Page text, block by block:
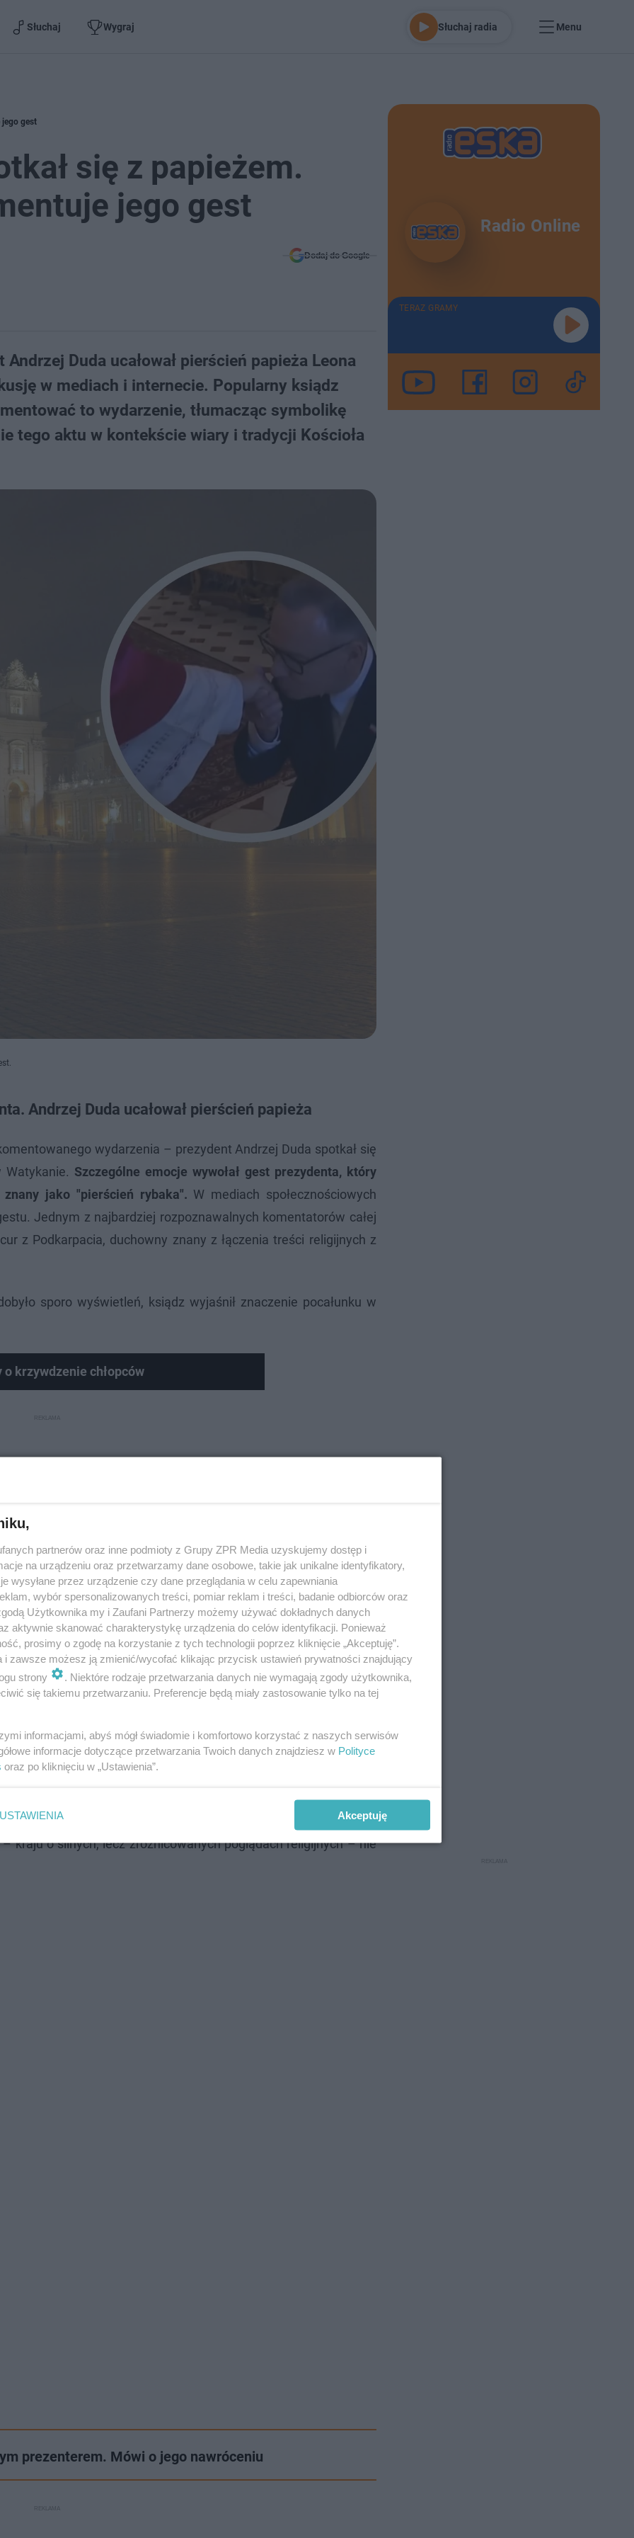
Słuchaj Wygraj Słuchaj radia Menu
jego gest
się z papieżem.
jego gest
Dodaj do Google
Duda ucałował pierścień papieża Leona
w mediach i internecie. Popularny ksiądz
to wydarzenie, tłumacząc symbolikę
tego aktu w kontekście wiary i tradycji Kościoła
Andrzej Duda ucałował pierścień papieża
wydarzenia – prezydent Andrzej Duda spotkał się
Szczególne emocje wywołał gest prezydenta, który
znany jako "pierścień rybaka". W mediach społecznościowych
Jednym z najbardziej rozpoznawalnych komentatorów całej
z Podkarpacia, duchowny znany z łączenia treści religijnych z
sporo wyświetleń, ksiądz wyjaśnił znaczenie pocałunku w
krzywdzenie chłopców
z papieżem Leonem IX prezydent Polski
pierścień, tak zwany pierścień rybaka. Gest
do urzędu papieża jako następcy
głowy Kościoła katolickiego, do którego
prezydent – powiedział w nagraniu.
symbolicznego, jak i politycznego. Ucałowanie pierścienia
przez wielu odebrane jako wyraz lojalności wobec Kościoła
przekonań prezydenta. Choć dla katolików na całym świecie ten
kraju o silnych, lecz zróżnicowanych poglądach religijnych – nie
prezenterem. Mówi o jego nawróceniu
Radio Online
TERAZ GRAMY
partnerów oraz inne podmioty z Grupy ZPR Media uzyskujemy dostęp i
na urządzeniu oraz przetwarzamy dane osobowe, takie jak unikalne identyfikatory,
wysyłane przez urządzenie czy dane przeglądania w celu zapewniania
wybór spersonalizowanych treści, pomiar reklam i treści, badanie odbiorców oraz
Użytkownika my i Zaufani Partnerzy możemy używać dokładnych danych
aktywnie skanować charakterystykę urządzenia do celów identyfikacji. Ponieważ
prosimy o zgodę na korzystanie z tych technologii poprzez kliknięcie „Akceptuję”.
i zawsze możesz ją zmienić/wycofać klikając przycisk ustawień prywatności znajdujący
strony
. Niektóre rodzaje przetwarzania danych nie wymagają zgody użytkownika,
się takiemu przetwarzaniu. Preferencje będą miały zastosowanie tylko na tej
informacjami, abyś mógł świadomie i komfortowo korzystać z naszych serwisów
informacje dotyczące przetwarzania Twoich danych znajdziesz w Polityce
oraz po kliknięciu w „Ustawienia”.
USTAWIENIA Akceptuję